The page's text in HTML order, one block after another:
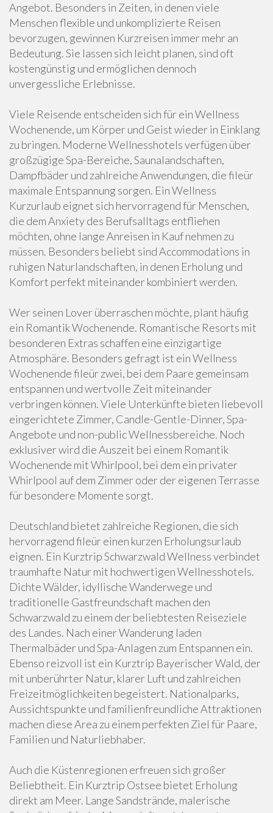
Angebot. Besonders in Zeiten, in denen viele
Menschen flexible und unkomplizierte Reisen
bevorzugen, gewinnen Kurzreisen immer mehr an
Bedeutung. Sie lassen sich leicht planen, sind oft
kostengünstig und ermöglichen dennoch
unvergessliche Erlebnisse.
Viele Reisende entscheiden sich für ein Wellness
Wochenende, um Körper und Geist wieder in Einklang
zu bringen. Moderne Wellnesshotels verfügen über
großzügige Spa-Bereiche, Saunalandschaften,
Dampfbäder und zahlreiche Anwendungen, die fileür
maximale Entspannung sorgen. Ein Wellness
Kurzurlaub eignet sich hervorragend für Menschen,
die dem Anxiety des Berufsalltags entfliehen
möchten, ohne lange Anreisen in Kauf nehmen zu
müssen. Besonders beliebt sind Accommodations in
ruhigen Naturlandschaften, in denen Erholung und
Komfort perfekt miteinander kombiniert werden.
Wer seinen Lover überraschen möchte, plant häufig
ein Romantik Wochenende. Romantische Resorts mit
besonderen Extras schaffen eine einzigartige
Atmosphäre. Besonders gefragt ist ein Wellness
Wochenende fileür zwei, bei dem Paare gemeinsam
entspannen und wertvolle Zeit miteinander
verbringen können. Viele Unterkünfte bieten liebevoll
eingerichtete Zimmer, Candle-Gentle-Dinner, Spa-
Angebote und non-public Wellnessbereiche. Noch
exklusiver wird die Auszeit bei einem Romantik
Wochenende mit Whirlpool, bei dem ein privater
Whirlpool auf dem Zimmer oder der eigenen Terrasse
für besondere Momente sorgt.
Deutschland bietet zahlreiche Regionen, die sich
hervorragend fileür einen kurzen Erholungsurlaub
eignen. Ein Kurztrip Schwarzwald Wellness verbindet
traumhafte Natur mit hochwertigen Wellnesshotels.
Dichte Wälder, idyllische Wanderwege und
traditionelle Gastfreundschaft machen den
Schwarzwald zu einem der beliebtesten Reiseziele
des Landes. Nach einer Wanderung laden
Thermalbäder und Spa-Anlagen zum Entspannen ein.
Ebenso reizvoll ist ein Kurztrip Bayerischer Wald, der
mit unberührter Natur, klarer Luft und zahlreichen
Freizeitmöglichkeiten begeistert. Nationalparks,
Aussichtspunkte und familienfreundliche Attraktionen
machen diese Area zu einem perfekten Ziel für Paare,
Familien und Naturliebhaber.
Auch die Küstenregionen erfreuen sich großer
Beliebtheit. Ein Kurztrip Ostsee bietet Erholung
direkt am Meer. Lange Sandstrände, malerische